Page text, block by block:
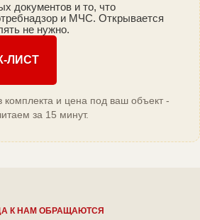
документов и то, что
и МЧС. Открывается
не нужно.
ЛИСТ
комплекта и цена под ваш объект -
за 15 минут.
К НАМ ОБРАЩАЮТСЯ